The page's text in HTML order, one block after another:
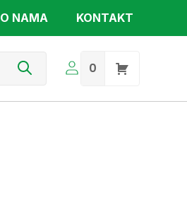
O NAMA KONTAKT
0